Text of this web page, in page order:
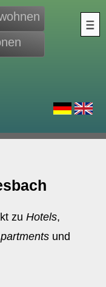
zuHotels,
und